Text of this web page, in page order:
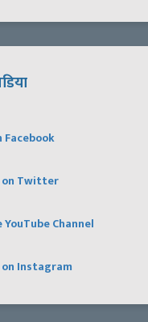
Facebook
on Twitter
Channel
Instagram